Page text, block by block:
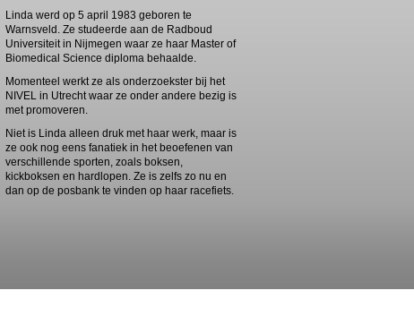
Linda werd op 5 april 1983 geboren te
Warnsveld. Ze studeerde aan de Radboud
Universiteit in Nijmegen waar ze haar Master of
Biomedical Science diploma behaalde.
Momenteel werkt ze als onderzoekster bij het
NIVEL in Utrecht waar ze onder andere bezig is
met promoveren.
Niet is Linda alleen druk met haar werk, maar is
ze ook nog eens fanatiek in het beoefenen van
verschillende sporten, zoals boksen,
kickboksen en hardlopen. Ze is zelfs zo nu en
dan op de posbank te vinden op haar racefiets.